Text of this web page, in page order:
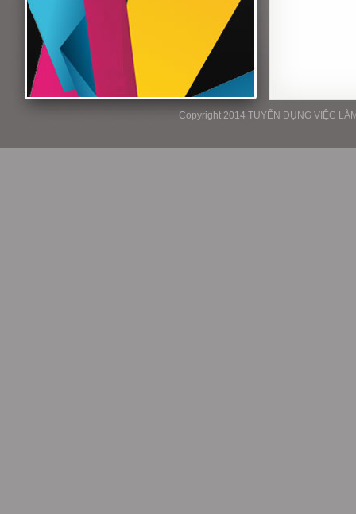
Copyright 2014 TUYỂN DỤNG VIỆC